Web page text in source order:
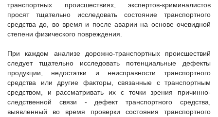
транспортных происшествиях, экспертов-криминалистов
просят тщательно исследовать состояние транспортного
средства до, во время и после аварии на основе очевидной
степени физического повреждения.
При каждом анализе дорожно-транспортных происшествий
следует тщательно исследовать потенциальные дефекты
продукции, недостатки и неисправности транспортного
средства или другие факторы, связанные с транспортным
средством, и рассматривать их с точки зрения причинно-
следственной связи - дефект транспортного средства,
выявленный во время проверки состояния транспортного